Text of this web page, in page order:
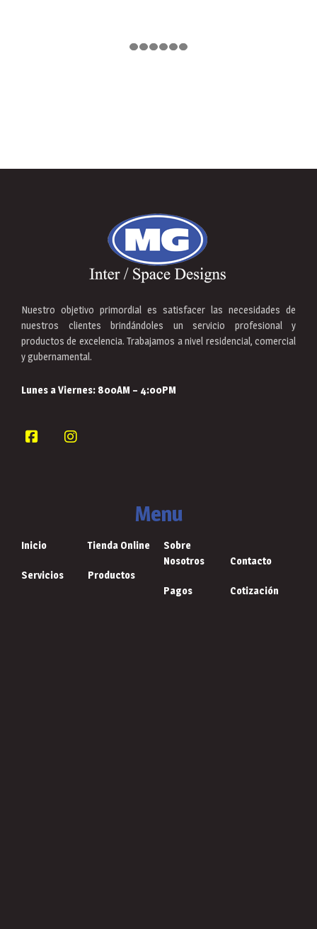
Nuestro objetivo primordial es satisfacer las necesidades de
nuestros clientes brindándoles un servicio profesional y
productos de excelencia. Trabajamos a nivel residencial, comercial
y gubernamental.
Lunes a Viernes: 800AM – 4:00PM
Menu
Inicio Tienda Online
Servicios Productos
Sobre
Nosotros
Contacto
Pagos Cotización